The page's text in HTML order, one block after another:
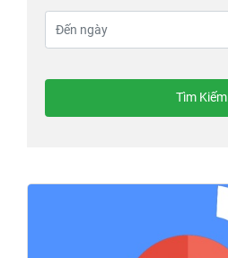
Tìm Kiếm